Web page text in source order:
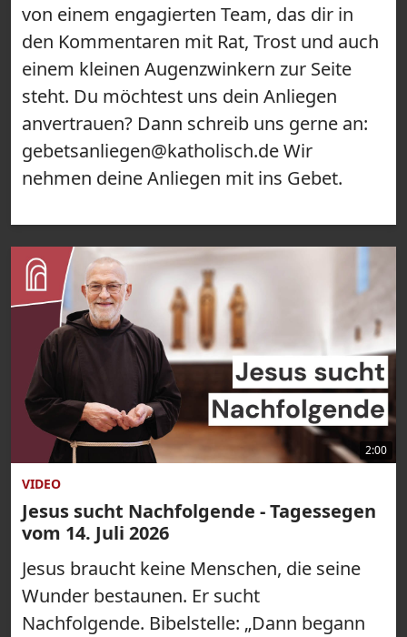
von einem engagierten Team, das dir in
den Kommentaren mit Rat, Trost und auch
einem kleinen Augenzwinkern zur Seite
steht. Du möchtest uns dein Anliegen
anvertrauen? Dann schreib uns gerne an:
gebetsanliegen@katholisch.de Wir
nehmen deine Anliegen mit ins Gebet.
2:00
VIDEO
Jesus sucht Nachfolgende - Tagessegen
vom 14. Juli 2026
Jesus braucht keine Menschen, die seine
Wunder bestaunen. Er sucht
Nachfolgende. Bibelstelle: „Dann begann